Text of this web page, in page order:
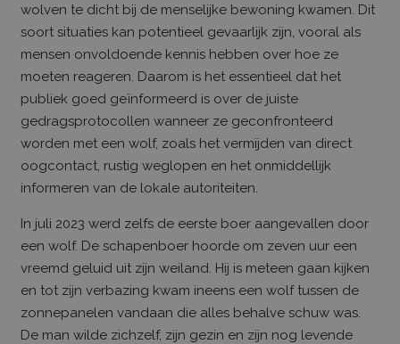
wolven te dicht bij de menselijke bewoning kwamen. Dit
soort situaties kan potentieel gevaarlijk zijn, vooral als
mensen onvoldoende kennis hebben over hoe ze
moeten reageren. Daarom is het essentieel dat het
publiek goed geïnformeerd is over de juiste
gedragsprotocollen wanneer ze geconfronteerd
worden met een wolf, zoals het vermijden van direct
oogcontact, rustig weglopen en het onmiddellijk
informeren van de lokale autoriteiten.
In juli 2023 werd zelfs de eerste boer aangevallen door
een wolf. De schapenboer hoorde om zeven uur een
vreemd geluid uit zijn weiland. Hij is meteen gaan kijken
en tot zijn verbazing kwam ineens een wolf tussen de
zonnepanelen vandaan die alles behalve schuw was.
De man wilde zichzelf, zijn gezin en zijn nog levende